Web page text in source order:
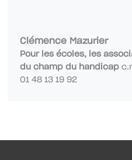
Clémence Mazurier
Pour les écoles, les
du champ du handicap
01 48 13 19 92